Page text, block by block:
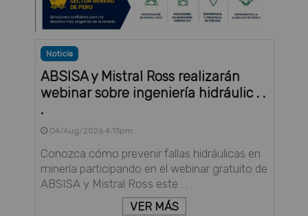
Noticia
ABSISA y Mistral Ross realizarán
webinar sobre ingeniería hidráulic . .
.
04/Aug/2026 4:13pm
Conozca cómo prevenir fallas hidráulicas en
minería participando en el webinar gratuito de
ABSISA y Mistral Ross este . . .
VER MÁS